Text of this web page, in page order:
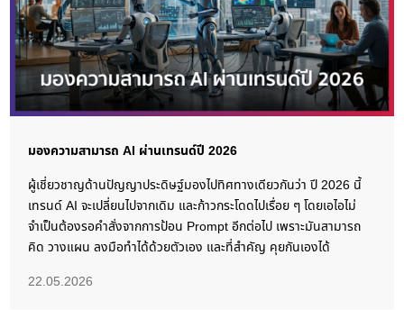
มองความสามารถ AI ผ่านเทรนด์ปี 2026
ผู้เชี่ยวชาญด้านปัญญาประดิษฐ์มองไปทิศทางเดียวกันว่า ปี 2026 นี้
เทรนด์ AI จะเปลี่ยนไปจากเดิม และก้าวกระโดดไปเรื่อย ๆ โดยเอไอไม่
จำเป็นต้องรอคำสั่งจากการป้อน Prompt อีกต่อไป เพราะมันสามารถ
คิด วางแผน ลงมือทำได้ด้วยตัวเอง และที่สำคัญ คุยกันเองได้
22.05.2026